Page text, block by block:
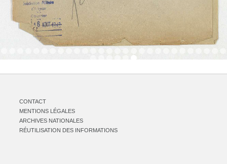
CONTACT
MENTIONS LÉGALES
ARCHIVES NATIONALES
RÉUTILISATION DES INFORMATIONS